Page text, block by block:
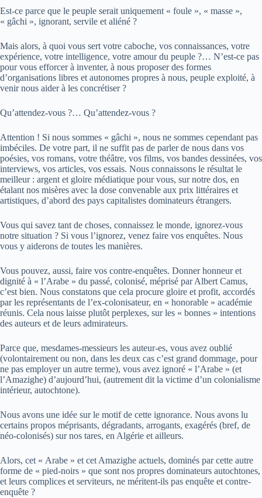
Est-ce parce que le peuple serait uniquement « foule », « masse »,
« gâchi », ignorant, servile et aliéné ?
Mais alors, à quoi vous sert votre caboche, vos connaissances, votre
expérience, votre intelligence, votre amour du peuple ?… N’est-ce pas
pour vous efforcer à inventer, à nous proposer des formes
d’organisations libres et autonomes propres à nous, peuple exploité, à
venir nous aider à les concrétiser ?
Qu’attendez-vous ?… Qu’attendez-vous ?
Attention ! Si nous sommes « gâchi », nous ne sommes cependant pas
imbéciles. De votre part, il ne suffit pas de parler de nous dans vos
poésies, vos romans, votre théâtre, vos films, vos bandes dessinées, vos
interviews, vos articles, vos essais. Nous connaissons le résultat le
meilleur : argent et gloire médiatique pour vous, sur notre dos, en
étalant nos misères avec la dose convenable aux prix littéraires et
artistiques, d’abord des pays capitalistes dominateurs étrangers.
Vous qui savez tant de choses, connaissez le monde, ignorez-vous
notre situation ? Si vous l’ignorez, venez faire vos enquêtes. Nous
vous y aiderons de toutes les manières.
Vous pouvez, aussi, faire vos contre-enquêtes. Donner honneur et
dignité à « l’Arabe » du passé, colonisé, méprisé par Albert Camus,
c’est bien. Nous constatons que cela procure gloire et profit, accordés
par les représentants de l’ex-colonisateur, en « honorable » académie
réunis. Cela nous laisse plutôt perplexes, sur les « bonnes » intentions
des auteurs et de leurs admirateurs.
Parce que, mesdames-messieurs les auteur-es, vous avez oublié
(volontairement ou non, dans les deux cas c’est grand dommage, pour
ne pas employer un autre terme), vous avez ignoré « l’Arabe » (et
l’Amazighe) d’aujourd’hui, (autrement dit la victime d’un colonialisme
intérieur, autochtone).
Nous avons une idée sur le motif de cette ignorance. Nous avons lu
certains propos méprisants, dégradants, arrogants, exagérés (bref, de
néo-colonisés) sur nos tares, en Algérie et ailleurs.
Alors, cet « Arabe » et cet Amazighe actuels, dominés par cette autre
forme de « pied-noirs » que sont nos propres dominateurs autochtones,
et leurs complices et serviteurs, ne méritent-ils pas enquête et contre-
enquête ?